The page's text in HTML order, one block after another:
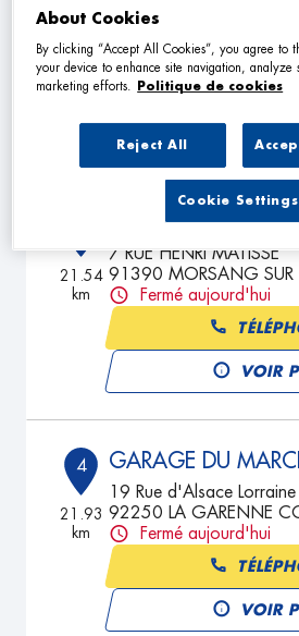
km
108 Boulevard Henri
Fermé aujourd'hui
21.54
km
RBM POIDS LOURD
7 RUE HENRI MATISSE
91390 MORSANG SUR
Fermé aujourd'hui
VOIR
4
21.93
km
GARAGE DU
19 Rue d'Alsace Lorraine
92250 LA GARENNE
Fermé aujourd'hui
VOIR
About Cookies
By clicking “Accept All Cookies”, you agree to
your device to enhance site navigation, analyze
marketing efforts.
Politique de cookies
Reject All
Cookie Settings